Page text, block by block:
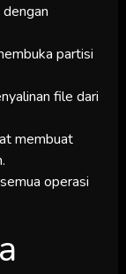
partisi
file dari
membuat
operasi